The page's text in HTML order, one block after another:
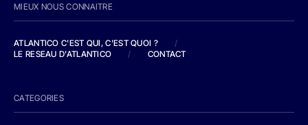
MIEUX NOUS CONNAITRE
ATLANTICO C'EST QUI, C'EST QUOI ?
/
LE RESEAU D'ATLANTICO
/ CONTACT
CATEGORIES